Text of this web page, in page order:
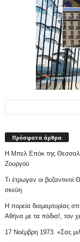
Πρόσφατα άρθρα
Η Μπελ Επόκ της
Ζουργού
Τι έτρωγαν οι βυζαντινοί
σκεύη
Η πορεία διαμαρτυρίας
Αθήνα με τα πόδια!, τον
17 Νοέμβρη 1973. «Σας